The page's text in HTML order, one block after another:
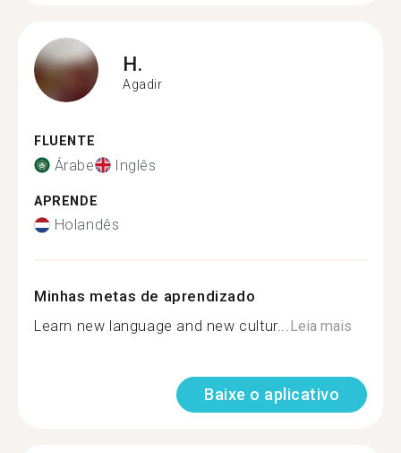
H.
Agadir
FLUENTE
Árabe Inglês
APRENDE
Holandês
Minhas metas de aprendizado
Learn new language and new cultur...Leia mais
Baixe o aplicativo